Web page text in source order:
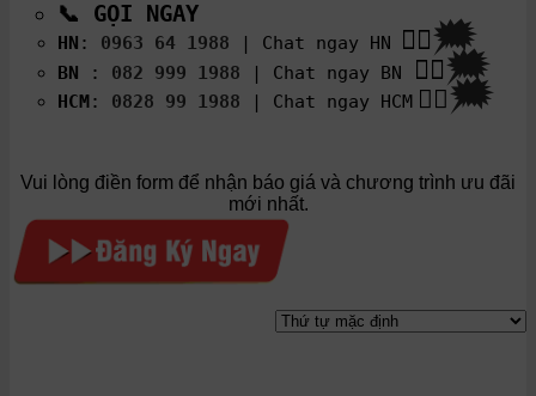
📞 GỌI NGAY
HN : 0963 64 1988 | Chat ngay HN 👉🏽 🗯
BN : 082 999 1988 | Chat ngay BN 👉🏽 🗯
HCM: 0828 99 1988 | Chat ngay HCM 👉🏽🗯
Vui lòng điền form để nhận báo giá và chương trình ưu đãi
mới nhất.